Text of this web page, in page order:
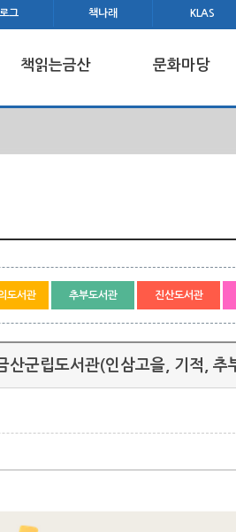
그 책나래 KLAS
책읽는금산 문화마당
도서관 추부도서관 진산도서관
산군립도서관(인삼고을, 기적, 추